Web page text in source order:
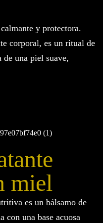
y protectora.
corporal, es un ritual de
una piel suave,
miel
es un bálsamo de
con una base acuosa